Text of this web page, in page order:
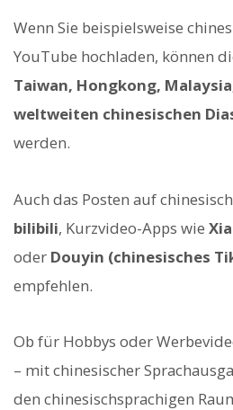
Wenn Sie beispielsweise
YouTube hochladen, können
Taiwan, Hongkong,
weltweiten chinesischen
werden.
Auch das Posten auf
bilibili, Kurzvideo-Apps wie
oder Douyin (chinesisches
empfehlen.
Ob für Hobbys oder
– mit chinesischer
den chinesischsprachigen